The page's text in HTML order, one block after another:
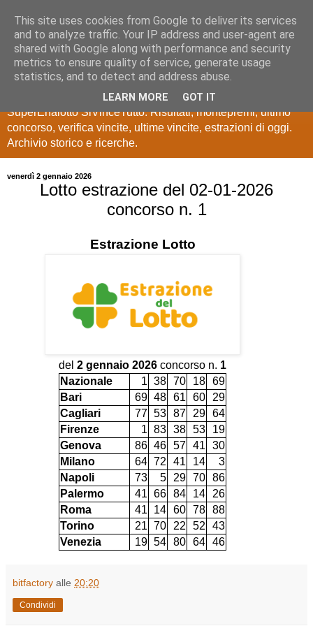
Estrazioni Lotto
SuperEnalotto
Ultime estrazioni di Lotto, SuperEnalotto, 10 e lotto,
SuperEnalotto SiVinceTutto. Risultati, montepremi, ultimo
concorso, verifica vincite, ultime vincite, estrazioni di oggi.
Archivio storico e ricerche.
venerdì 2 gennaio 2026
Lotto estrazione del 02-01-2026
concorso n. 1
Estrazione Lotto
del 2 gennaio 2026 concorso n. 1
Nazionale
1 38 70 18 69
Bari
69 48 61 60
29
Cagliari
77 53 87 29 64
Firenze
1 83 38 53
19
Genova
86 46 57 41
30
Milano
64 72 41 14
3
Napoli
73 5 29 70 86
Palermo
41 66 84 14
26
Roma
41 14 60 78 88
Torino
21 70 22 52
43
Venezia
19 54 80 64 46
bitfactory alle 20:20
Condividi
This site uses cookies from Google to deliver its services
and to analyze traffic. Your IP address and user-agent are
shared with Google along with performance and security
metrics to ensure quality of service, generate usage
statistics, and to detect and address abuse.
LEARN MORE GOT IT